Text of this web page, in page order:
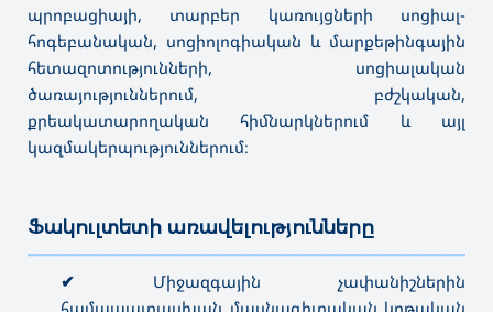
պրոբացիայի, տարբեր կառույցների սոցիալ-
հոգեբանական, սոցիոլոգիական և մարքեթինգային
հետազոտությունների, սոցիալական
ծառայություններում, բժշկական,
քրեակատարողական հիմնարկներում և այլ
կազմակերպություններում։
Ֆակուլտետի առավելությունները
✔ Միջազգային չափանիշներին
համապատասխան մասնագիտական կրթական